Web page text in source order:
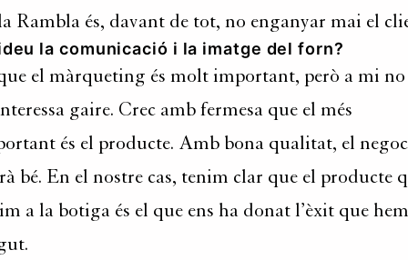
Rambla és, davant de tot, no enganyar mai el
la comunicació i la imatge del forn?
el màrqueting és molt important, però a mi no
gaire. Crec amb fermesa que el més
és el producte. Amb bona qualitat, el
bé. En el nostre cas, tenim clar que el producte
a la botiga és el que ens ha donat l’èxit que hem